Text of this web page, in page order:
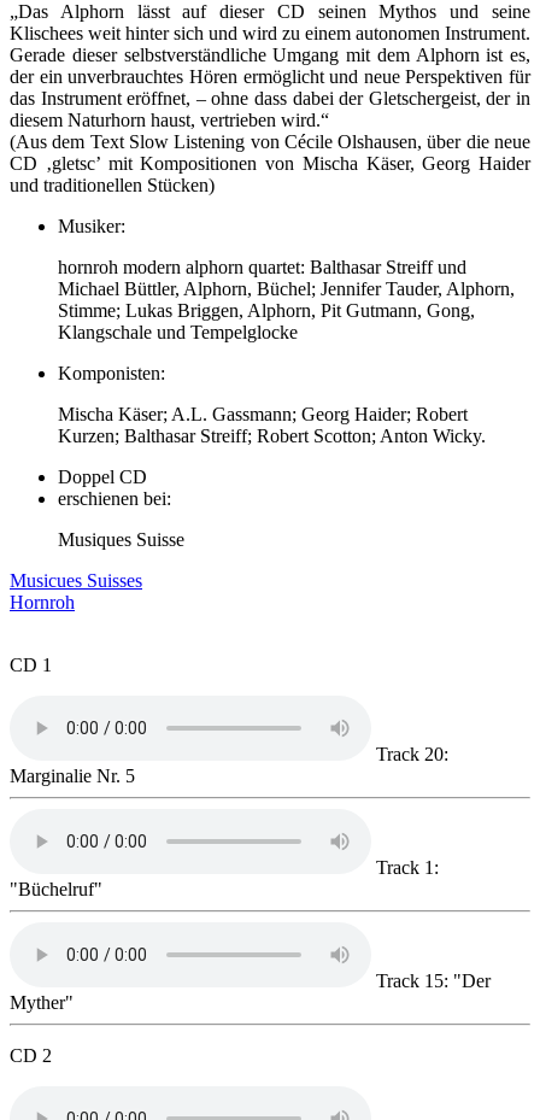
„Das Alphorn lässt auf dieser CD seinen Mythos und seine
Klischees weit hinter sich und wird zu einem autonomen Instrument.
Gerade dieser selbstverständliche Umgang mit dem Alphorn ist es,
der ein unverbrauchtes Hören ermöglicht und neue Perspektiven für
das Instrument eröffnet, – ohne dass dabei der Gletschergeist, der in
diesem Naturhorn haust, vertrieben wird.“
(Aus dem Text Slow Listening von Cécile Olshausen, über die neue
CD ‚gletsc’ mit Kompositionen von Mischa Käser, Georg Haider
und traditionellen Stücken)
Musiker:
hornroh modern alphorn quartet: Balthasar Streiff und
Michael Büttler, Alphorn, Büchel; Jennifer Tauder, Alphorn,
Stimme; Lukas Briggen, Alphorn, Pit Gutmann, Gong,
Klangschale und Tempelglocke
Komponisten:
Mischa Käser; A.L. Gassmann; Georg Haider; Robert
Kurzen; Balthasar Streiff; Robert Scotton; Anton Wicky.
Doppel CD
erschienen bei:
Musiques Suisse
Musicues Suisses
Hornroh
CD 1
Track 20:
Marginalie Nr. 5
Track 1:
"Büchelruf"
Track 15: "Der
Myther"
CD 2